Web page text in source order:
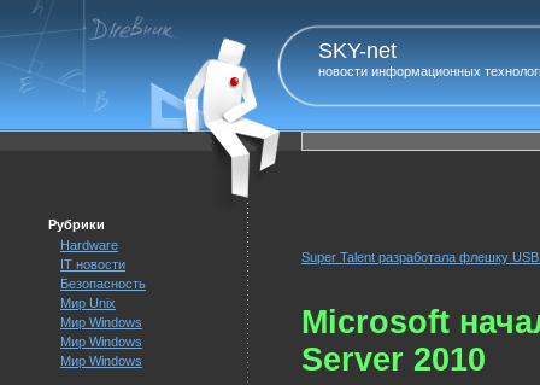
SKY-net
новости информационных
Рубрики
Hardware
IT новости
Безопасность
Мир Unix
Мир Windows
Мир Windows
Мир Windows
Super Talent разработала флешку
Microsoft
Server 2010